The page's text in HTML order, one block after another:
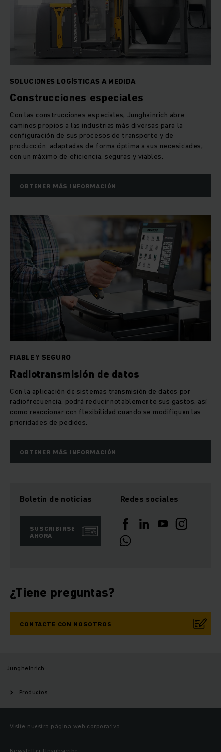
SOLUCIONES LOGÍSTICAS A MEDIDA
Construcciones especiales
Con las construcciones especiales, Jungheinrich abre
caminos propios a las industrias más diversas para la
configuración de sus procesos de transporte y de
producción: adaptadas de forma óptima a sus necesidades,
con un máximo de eficiencia, seguras y viables.
OBTENER MÁS INFORMACIÓN
FIABLE Y SEGURO
Radiotransmisión de datos
Con la aplicación de sistemas transmisión de datos por
radiofrecuencia, podrá reducir notablemente sus gastos, así
como reaccionar con flexibilidad cuando se modifiquen las
prioridades de pedidos.
OBTENER MÁS INFORMACIÓN
Boletín de noticias
SUSCRIBIRSE
AHORA
Redes sociales
¿Tiene preguntas?
CONTACTE CON NOSOTROS
Jungheinrich
Productos
Visite nuestra página web corporativa